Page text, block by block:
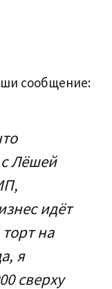
сообщение:
Лёшей
идёт
на
я
сверху